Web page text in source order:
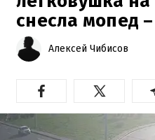
снесла мопед
Алексей Чибисов